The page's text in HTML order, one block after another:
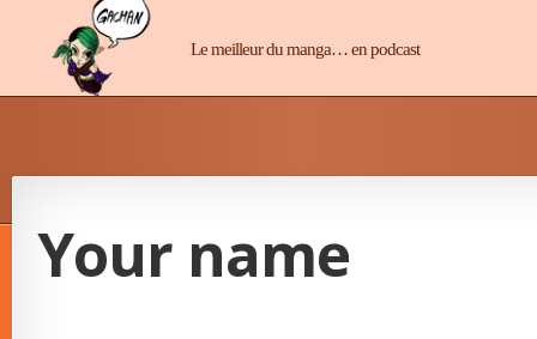
Manga-ChanLe meilleur du manga… en podcast
Your name